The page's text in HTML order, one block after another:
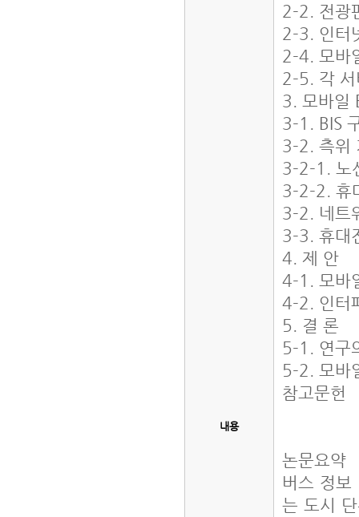
내용
2-2. 전광
2-3. 인터
2-4. 모바
2-5. 각
3. 모바일
3-1. BIS
3-2. 측위
3-2-1. 노
3-2-2. 휴
3-2. 네트
3-3. 휴대
4. 제 안
4-1. 모바
4-2. 인터
5. 결 론
5-1. 연구
5-2. 모바
참고문헌
논문요약
버스 정보
는 도시